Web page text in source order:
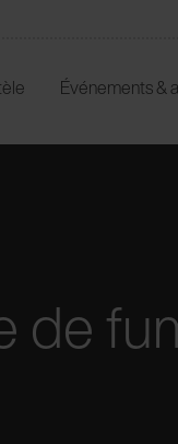
Événements &
de